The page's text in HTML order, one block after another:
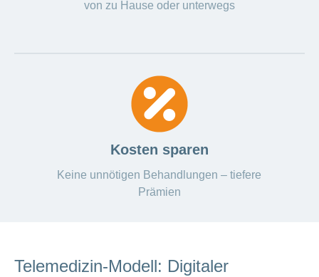
von zu Hause oder unterwegs
Kosten sparen
Keine unnötigen Behandlungen – tiefere
Prämien
Telemedizin-Modell: Digitaler